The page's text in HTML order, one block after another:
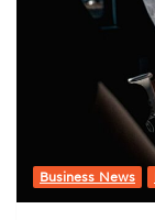
Business News